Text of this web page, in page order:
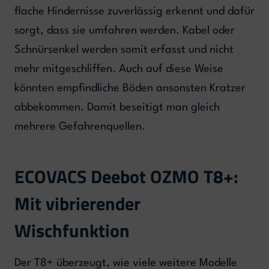
flache Hindernisse zuverlässig erkennt und dafür
sorgt, dass sie umfahren werden. Kabel oder
Schnürsenkel werden somit erfasst und nicht
mehr mitgeschliffen. Auch auf diese Weise
könnten empfindliche Böden ansonsten Kratzer
abbekommen. Damit beseitigt man gleich
mehrere Gefahrenquellen.
ECOVACS Deebot OZMO T8+:
Mit vibrierender
Wischfunktion
Der T8+ überzeugt, wie viele weitere Modelle